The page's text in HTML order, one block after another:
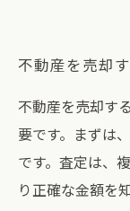
不動産を売却
不動産を売却す
要です。まずは
です。査定は、
り正確な金額を